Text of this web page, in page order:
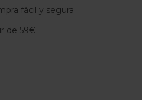
fácil y segura
de 59€